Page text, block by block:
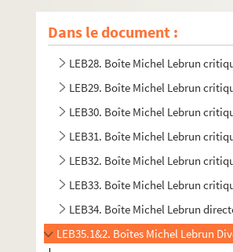
Dans le document :
LEB26. Boîte Michel Lebrun
LEB27. Boîte Michel Lebrun
LEB28. Boîte Michel Lebrun
LEB29. Boîte Michel Lebrun
LEB30. Boîte Michel Lebrun
LEB31. Boîte Michel Lebrun
LEB32. Boîte Michel Lebrun
LEB33. Boîte Michel Lebrun
LEB34. Boîte Michel Lebrun
LEB35.1&2. Boîtes Michel Lebrun